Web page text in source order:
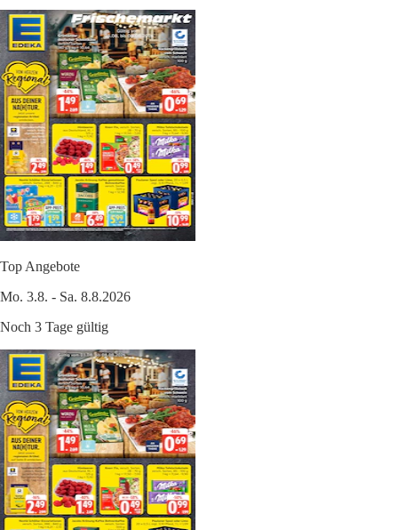
Top Angebote
Mo. 3.8. - Sa. 8.8.2026
Noch 3 Tage gültig